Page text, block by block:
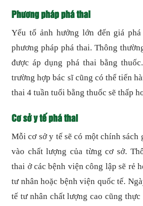
Phương pháp phá thai
Yếu tố ảnh hưởng lớn đến giá
phương pháp phá thai. Thông
được áp dụng phá thai bằng
trường hợp bác sĩ cũng có thể tiến
thai 4 tuần tuổi bằng thuốc sẽ thấp
Cơ sở y tế phá thai
Mỗi cơ sở y tế sẽ có một chính sách
vào chất lượng của từng cơ sở.
thai ở các bệnh viện công lập sẽ rẻ
tư nhân hoặc bệnh viện quốc tế.
tế tư nhân chất lượng cao cũng